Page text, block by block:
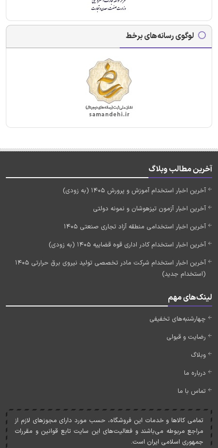
لوگوی رسانه‌های برخط
آخرین مطالب وبلاگ
آخرین اخبار استخدام آموزش و پرورش 1405 (به زودی)
آخرین اخبار آزمون تیزهوشان و نمونه دولتی
آخرین اخبار استخدامی منطقه آزاد تجاری صنعتی 1405
آخرین اخبار استخدام کادر اداری قوه قضاییه 1405 (به زودی)
آخرین اخبار استخدام شرکت مادر تخصصی تولید نیروی برق حرارتی 1405
(استخدام جدید)
لینک‌های مهم
چهارشنبه‌های تخفیفی
رضایت و قبولی
وبلاگ
درباره ما
تماس با ما
تمامی کالاها و خدمات اين فروشگاه، حسب مورد دارای مجوزهای لازم از
مراجع مربوطه می‌باشند و فعاليت‌های اين سايت تابع قوانين و مقررات
جمهوری اسلامی ايران است.